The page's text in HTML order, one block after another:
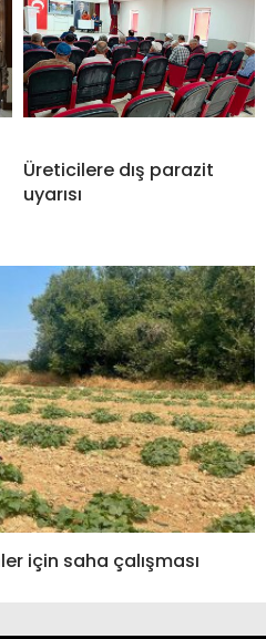
Üreticilere dış parazit
uyarısı
için saha çalışması